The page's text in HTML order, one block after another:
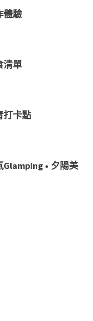
體驗
清單
打卡點
Glamping • 夕陽美